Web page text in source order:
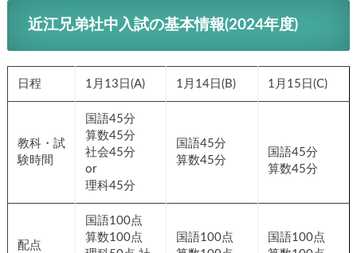
近江兄弟社中入試の基本情報(2024年度)
日程 1月13日(A) 1月14日(B) 1月15日(C)
教科・試
験時間
国語45分
算数45分
社会45分
or
理科45分
国語45分
算数45分
国語45分
算数45分
配点
国語100点
算数100点
国語100点
国語100点